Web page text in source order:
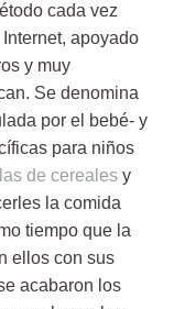
cada vez
apoyado
y muy
Se denomina
por el bebé- y
para niños
de cereales y
la comida
tiempo que la
ellos con sus
acabaron los